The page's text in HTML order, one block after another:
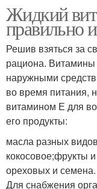
Жидкий
правильно
Решив взяться за
рациона. Витамины
наружными
во время питания,
витамином Е для
его продукты:
масла разных
кокосовое;фрукты
ореховых и семена.
Для снабжения